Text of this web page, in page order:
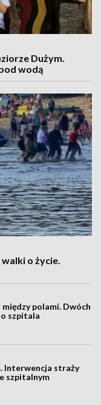
Dużym.
wodą
o życie.
między polami. Dwóch
szpitala
Interwencja straży
szpitalnym